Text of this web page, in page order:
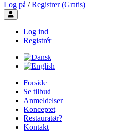
Log på / Registrer (Gratis)
Toggle user menu
Log ind
Registrér
Forside
Se tilbud
Anmeldelser
Konceptet
Restauratør?
Kontakt